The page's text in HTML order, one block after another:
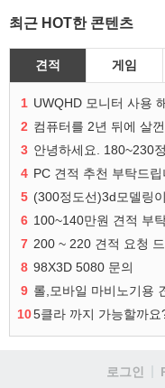
최근 HOT한 콘텐츠
견적 게임
1 UWQHD 모니터 사용
2 컴퓨터를 2년 뒤에 살
3 안녕하세요. 180~230
4 PC 견적 추천 부탁드립
5
6 100~140만원 견적 부
7 200 ~ 220 견적 요청
8 98X3D 5080 문의
9 롤,모바일 마비노기용
105클라 까지 가능할까요
로그인